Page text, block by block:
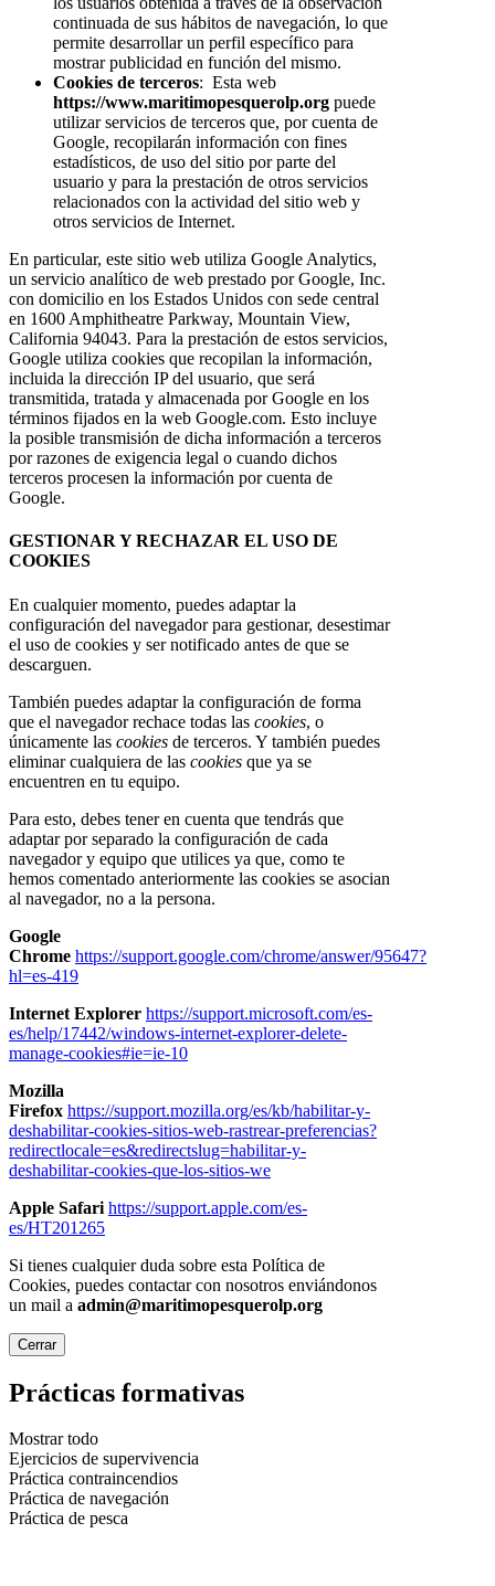
continuada de sus hábitos de navegación, lo que
permite desarrollar un perfil específico para
mostrar publicidad en función del mismo.
Cookies de terceros: Esta web
https://www.maritimopesquerolp.org puede
utilizar servicios de terceros que, por cuenta de
Google, recopilarán información con fines
estadísticos, de uso del sitio por parte del
usuario y para la prestación de otros servicios
relacionados con la actividad del sitio web y
otros servicios de Internet.
En particular, este sitio web utiliza Google Analytics,
un servicio analítico de web prestado por Google, Inc.
con domicilio en los Estados Unidos con sede central
en 1600 Amphitheatre Parkway, Mountain View,
California 94043. Para la prestación de estos servicios,
Google utiliza cookies que recopilan la información,
incluida la dirección IP del usuario, que será
transmitida, tratada y almacenada por Google en los
términos fijados en la web Google.com. Esto incluye
la posible transmisión de dicha información a terceros
por razones de exigencia legal o cuando dichos
terceros procesen la información por cuenta de
Google.
GESTIONAR Y RECHAZAR EL USO DE
COOKIES
En cualquier momento, puedes adaptar la
configuración del navegador para gestionar, desestimar
el uso de cookies y ser notificado antes de que se
descarguen.
También puedes adaptar la configuración de forma
que el navegador rechace todas las cookies, o
únicamente las cookies de terceros. Y también puedes
eliminar cualquiera de las cookies que ya se
encuentren en tu equipo.
Para esto, debes tener en cuenta que tendrás que
adaptar por separado la configuración de cada
navegador y equipo que utilices ya que, como te
hemos comentado anteriormente las cookies se asocian
al navegador, no a la persona.
Google
Chrome https://support.google.com/chrome/answer/95647?
hl=es-419
Internet Explorer https://support.microsoft.com/es-
es/help/17442/windows-internet-explorer-delete-
manage-cookies#ie=ie-10
Mozilla
Firefox https://support.mozilla.org/es/kb/habilitar-y-
deshabilitar-cookies-sitios-web-rastrear-preferencias?
redirectlocale=es&redirectslug=habilitar-y-
deshabilitar-cookies-que-los-sitios-we
Apple Safari https://support.apple.com/es-
es/HT201265
Si tienes cualquier duda sobre esta Política de
Cookies, puedes contactar con nosotros enviándonos
un mail a admin@maritimopesquerolp.org
Cerrar
Prácticas formativas
Mostrar todo
Ejercicios de supervivencia
Práctica contraincendios
Práctica de navegación
Práctica de pesca